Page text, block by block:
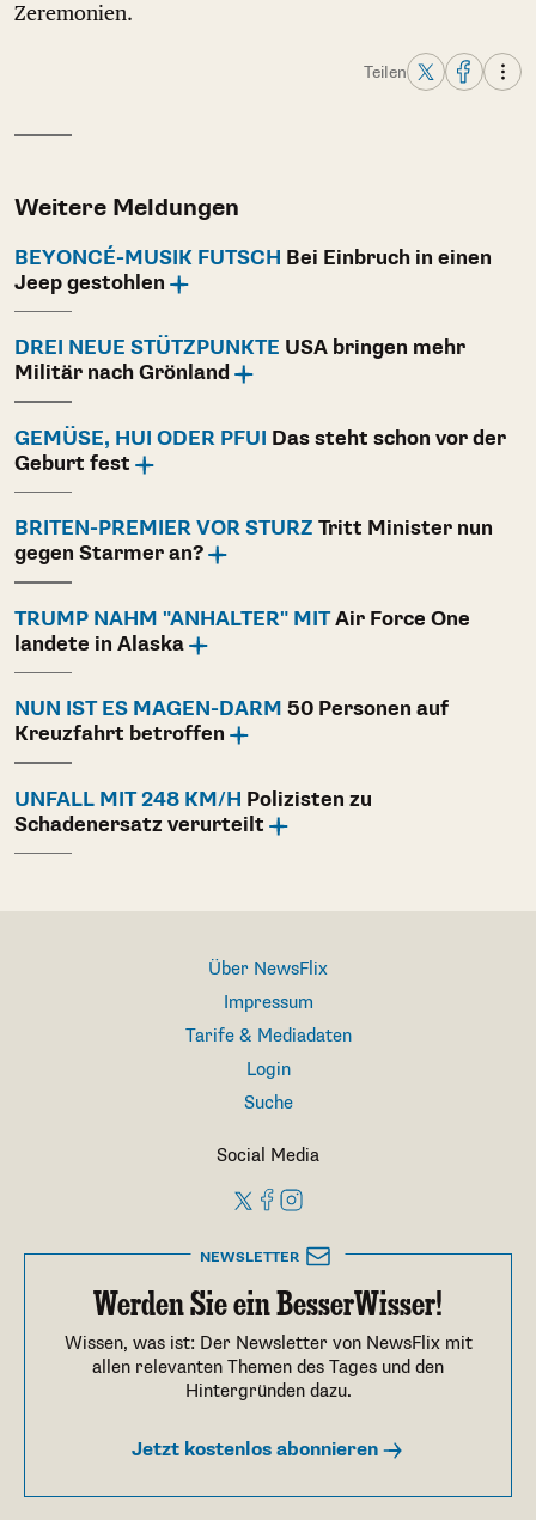
Zeremonien.
Teilen
Weitere Meldungen
BEYONCÉ-MUSIK FUTSCH Bei Einbruch in einen
Jeep gestohlen
DREI NEUE STÜTZPUNKTE USA bringen mehr
Militär nach Grönland
GEMÜSE, HUI ODER PFUI Das steht schon vor der
Geburt fest
BRITEN-PREMIER VOR STURZ Tritt Minister nun
gegen Starmer an?
TRUMP NAHM "ANHALTER" MITAir Force One
landete in Alaska
NUN IST ES MAGEN-DARM 50 Personen auf
Kreuzfahrt betroffen
UNFALL MIT 248 KM/H Polizisten zu
Schadenersatz verurteilt
Über NewsFlix
Impressum
Tarife & Mediadaten
Login
Suche
Social Media
NEWSLETTER
Werden Sie ein BesserWisser!
Wissen, was ist: Der Newsletter von NewsFlix mit
allen relevanten Themen des Tages und den
Hintergründen dazu.
Jetzt kostenlos abonnieren